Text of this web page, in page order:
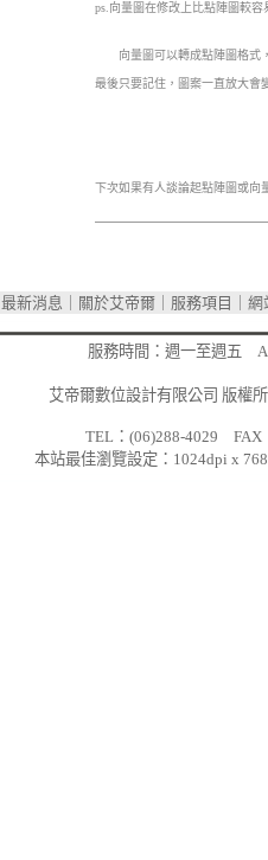
ps.向量圖在修改上比點陣圖較
向量圖可以轉成點陣圖格式，
最後只要記住，圖案一直放大會
下次如果有人談論起點陣圖或向
最新消息 關於艾帝爾｜ 服務項目 網
服務時間：週一至週五
艾帝爾數位設計有限公司 版權
TEL：(06)288-4029
本站最佳瀏覽設定：1024dpi x